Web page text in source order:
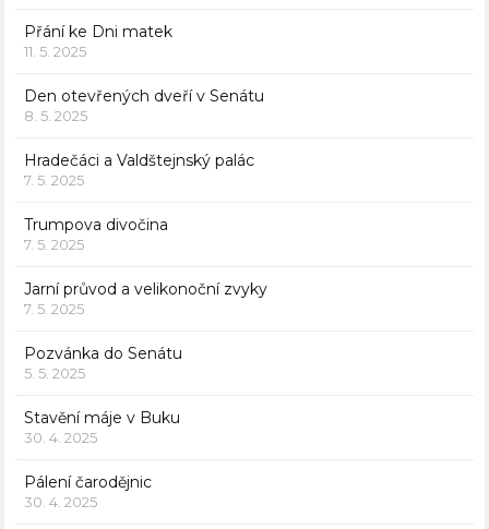
Přání ke Dni matek
11. 5. 2025
Den otevřených dveří v Senátu
8. 5. 2025
Hradečáci a Valdštejnský palác
7. 5. 2025
Trumpova divočina
7. 5. 2025
Jarní průvod a velikonoční zvyky
7. 5. 2025
Pozvánka do Senátu
5. 5. 2025
Stavění máje v Buku
30. 4. 2025
Pálení čarodějnic
30. 4. 2025